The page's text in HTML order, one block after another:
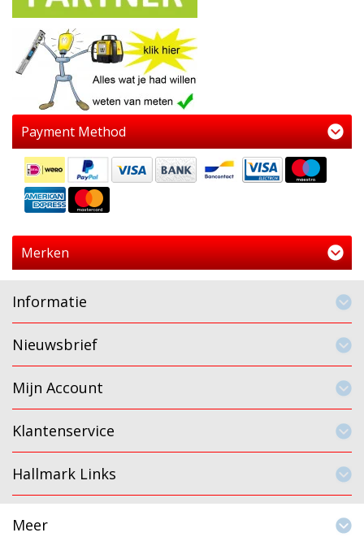
Payment Method
Merken
Informatie
Nieuwsbrief
Mijn Account
Klantenservice
Hallmark Links
Meer